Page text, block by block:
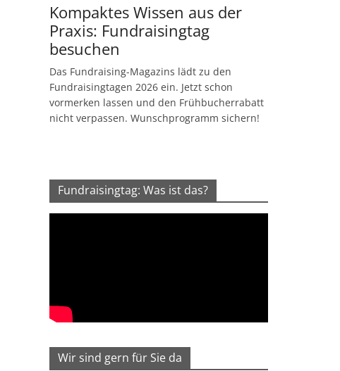
Kompaktes Wissen aus der
Praxis: Fundraisingtag
besuchen
Das Fundraising-Magazins lädt zu den
Fundraisingtagen 2026 ein. Jetzt schon
vormerken lassen und den Frühbucherrabatt
nicht verpassen. Wunschprogramm sichern!
Fundraisingtag: Was ist das?
Wir sind gern für Sie da